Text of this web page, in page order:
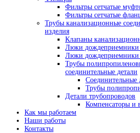
Фильтры сетчатые
Фильтры сетчатые
Трубы канализационные
изделия
Клапаны
Люки
Люки дождеприемники
Трубы
соединительные детали
Соединительные
Трубы
Детали трубопроводов
Компенсаторы и
Как мы работаем
Наши работы
Контакты